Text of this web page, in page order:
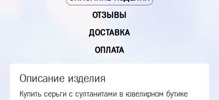
ОТЗЫВЫ
ДОСТАВКА
ОПЛАТА
Описание изделия
Купить серьги с султанитами в ювелирном бутике